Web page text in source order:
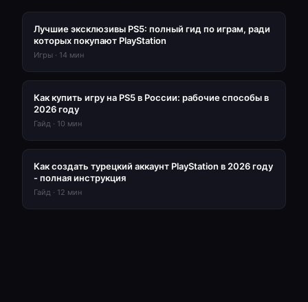
Лучшие эксклюзивы PS5: полный гид по играм, ради
которых покупают PlayStation
Игры · 14 мин
Как купить игру на PS5 в России: рабочие способы в
2026 году
Гайд · 10 мин
Как создать турецкий аккаунт PlayStation в 2026 году
- полная инструкция
Гайд · 12 мин